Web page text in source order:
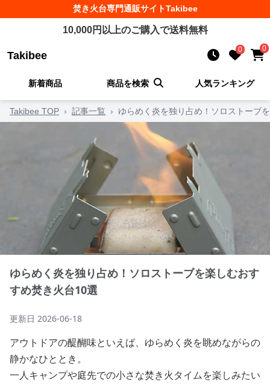
焚き火台専門通販サイトTakibee
10,000円以上のご購入で送料無料
Takibee 0 0
新着商品 商品を検索 人気ランキング
Takibee TOP › 記事一覧 › ゆらめく炎を独り占め！ソロストーブ
ゆらめく炎を独り占め！ソロストーブを楽しむおす
すめ焚き火台10選
更新日 2026-06-18
アウトドアの醍醐味といえば、ゆらめく炎を眺めながらの
静かなひととき。
一人キャンプや庭先での小さな焚き火タイムを楽しみたい